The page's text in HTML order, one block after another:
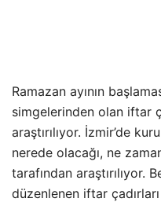
Ramazan ayının
simgelerinden olan iftar
araştırılıyor. İzmir’de
nerede olacağı, ne
tarafından araştırılıyor.
düzenlenen iftar